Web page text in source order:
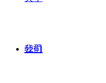
我们
公司